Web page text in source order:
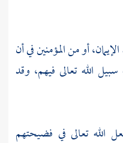
أو من المؤمنين في أن
الله تعالى فيهم، وقد
الله تعالى في فضيحتهم